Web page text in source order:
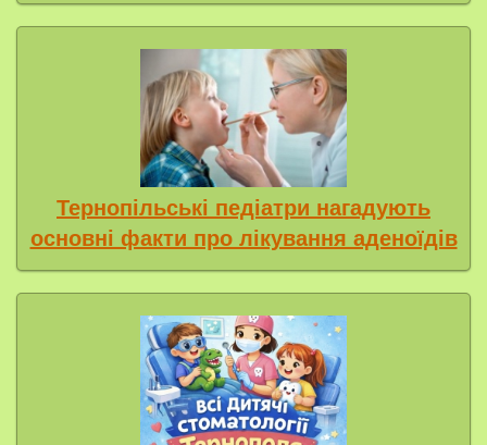
Тернопільські педіатри нагадують
основні факти про лікування аденоїдів